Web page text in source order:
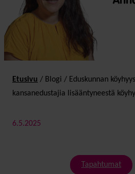
Etusivu / Blogi / Eduskunnan
kansanedustajia lisääntyneestä
6.5.2025
Tapahtumat